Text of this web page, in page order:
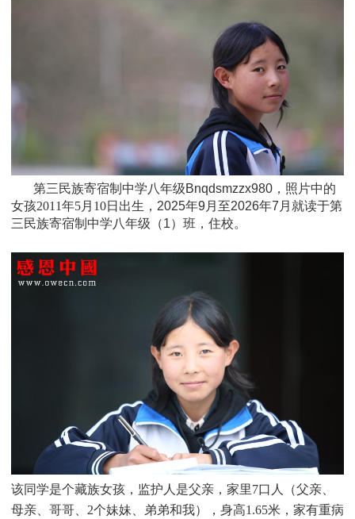
第三民族寄宿制中学八年级Bnqdsmzzx980，照片中的
女孩2011年5月10日 出生， 2025年9月至2026年7月就读于第
三民族寄宿制中学八年级 （1）班 ，住校。
该同学是个藏族女孩，监护人是父亲，家里7口人（父亲、
母亲、哥哥、2个妹妹、弟弟和我），身高1.65米，家有重病